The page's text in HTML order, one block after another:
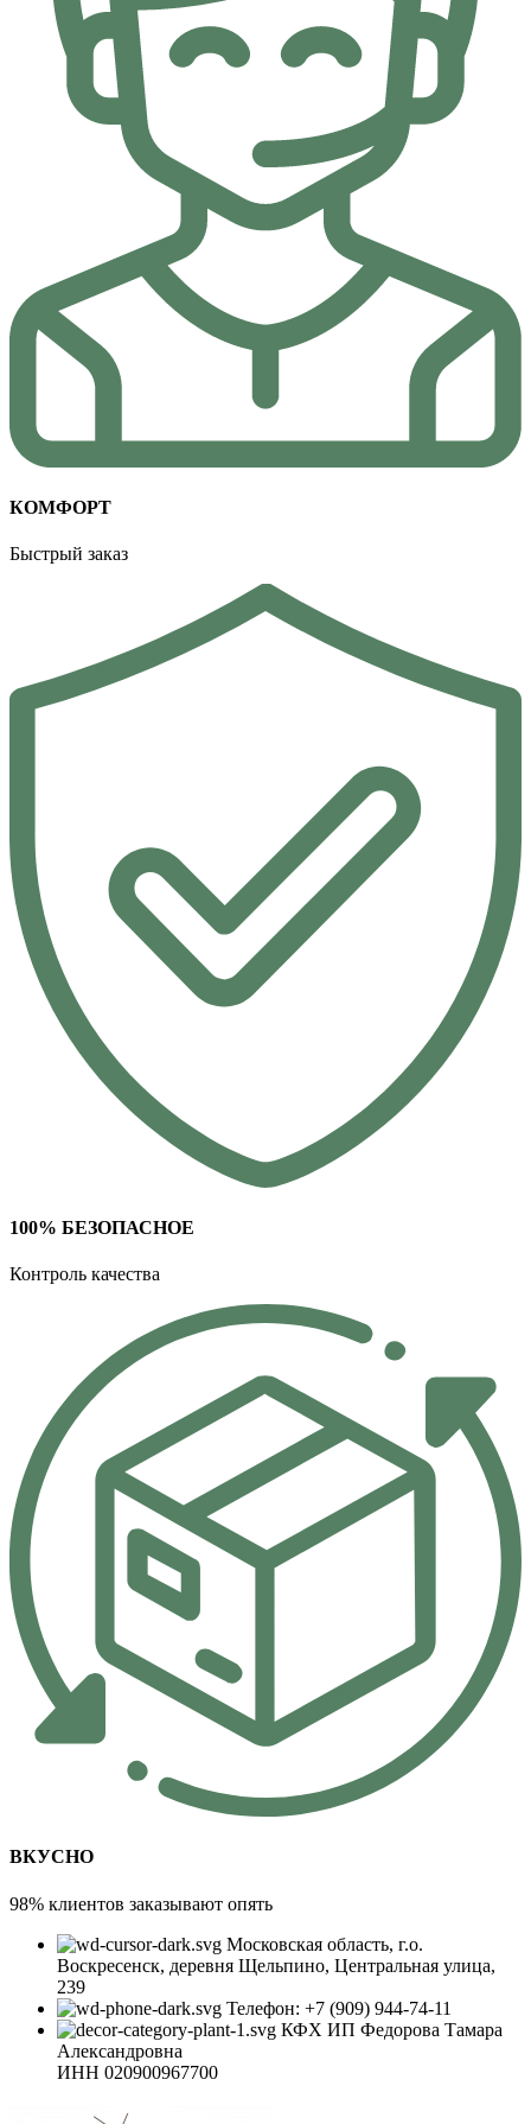
КОМФОРТ
Быстрый заказ
100% БЕЗОПАСНОЕ
Контроль качества
ВКУСНО
98% клиентов заказывают опять
Московская область, г.о.
Воскресенск, деревня Щельпино, Центральная улица,
239
Телефон: +7 (909) 944-74-11
КФХ ИП Федорова Тамара
Александровна
ИНН 020900967700